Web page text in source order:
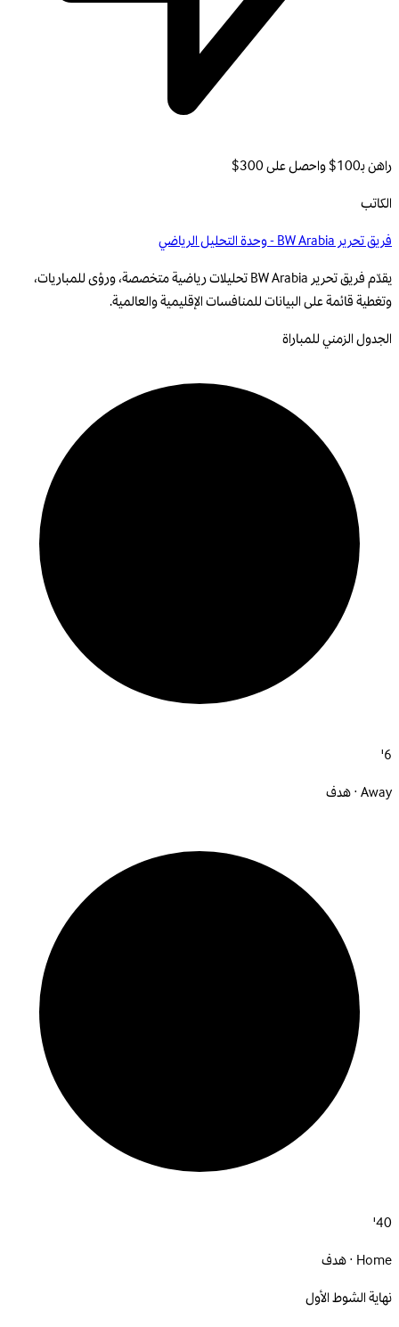
راهن بـ100$ واحصل على 300$
الكاتب
فريق تحرير BW Arabia - وحدة التحليل الرياضي
يقدّم فريق تحرير BW Arabia تحليلات رياضية متخصصة، ورؤى للمباريات،
وتغطية قائمة على البيانات للمنافسات الإقليمية والعالمية.
الجدول الزمني للمباراة
6'
Away · هدف
40'
Home · هدف
نهاية الشوط الأول